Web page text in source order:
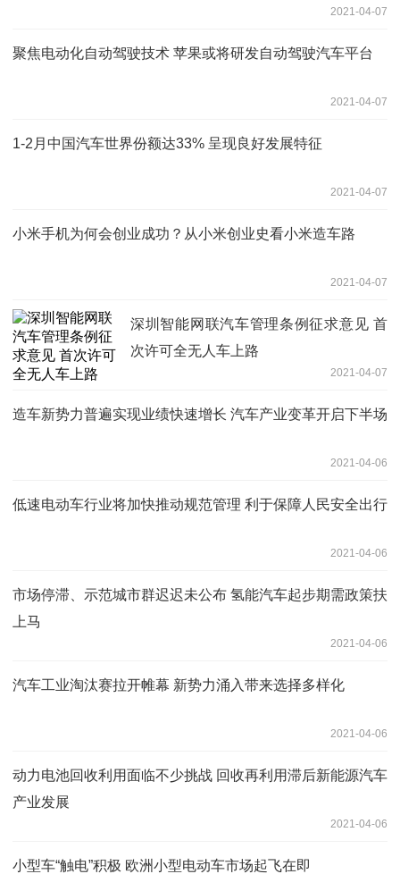
2021-04-07
聚焦电动化自动驾驶技术 苹果或将研发自动驾驶汽车平台
2021-04-07
1-2月中国汽车世界份额达33% 呈现良好发展特征
2021-04-07
小米手机为何会创业成功？从小米创业史看小米造车路
2021-04-07
深圳智能网联汽车管理条例征求意见 首
次许可全无人车上路
2021-04-07
造车新势力普遍实现业绩快速增长 汽车产业变革开启下半场
2021-04-06
低速电动车行业将加快推动规范管理 利于保障人民安全出行
2021-04-06
市场停滞、示范城市群迟迟未公布 氢能汽车起步期需政策扶
上马
2021-04-06
汽车工业淘汰赛拉开帷幕 新势力涌入带来选择多样化
2021-04-06
动力电池回收利用面临不少挑战 回收再利用滞后新能源汽车
产业发展
2021-04-06
小型车“触电”积极 欧洲小型电动车市场起飞在即